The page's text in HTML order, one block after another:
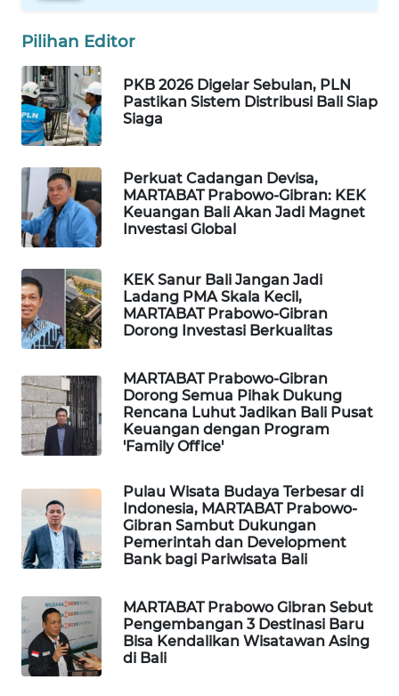
Pilihan Editor
PKB 2026 Digelar Sebulan, PLN
Pastikan Sistem Distribusi Bali Siap
Siaga
Perkuat Cadangan Devisa,
MARTABAT Prabowo-Gibran: KEK
Keuangan Bali Akan Jadi Magnet
Investasi Global
KEK Sanur Bali Jangan Jadi
Ladang PMA Skala Kecil,
MARTABAT Prabowo-Gibran
Dorong Investasi Berkualitas
MARTABAT Prabowo-Gibran
Dorong Semua Pihak Dukung
Rencana Luhut Jadikan Bali Pusat
Keuangan dengan Program
'Family Office'
Pulau Wisata Budaya Terbesar di
Indonesia, MARTABAT Prabowo-
Gibran Sambut Dukungan
Pemerintah dan Development
Bank bagi Pariwisata Bali
MARTABAT Prabowo Gibran Sebut
Pengembangan 3 Destinasi Baru
Bisa Kendalikan Wisatawan Asing
di Bali
WAHANA
WISATA
LAPAK
WAHANA
Network
KONSUMEN
LISTRIK
MASYARAKAT
KELISTRIKAN
WALINKI
MAWAKA
ID
NET
PLN
WATCH
MKLI
LPKKI